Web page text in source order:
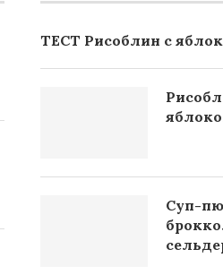
ТЕСТ Рисоблин с
Суп-